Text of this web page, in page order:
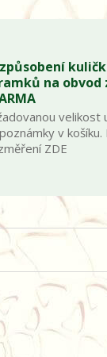
na obvod
velikost
v košíku.
ZDE